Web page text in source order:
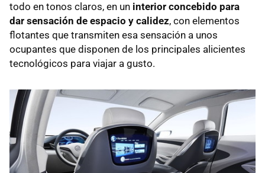
todo en tonos claros, en un interior concebido para
dar sensación de espacio y calidez, con elementos
flotantes que transmiten esa sensación a unos
ocupantes que disponen de los principales alicientes
tecnológicos para viajar a gusto.